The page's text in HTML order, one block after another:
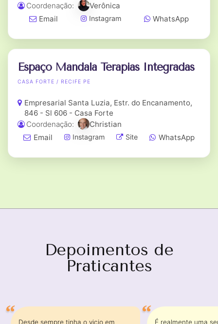
Coordenação:
Verônica
Email
Instagram WhatsApp
Espaço Mandala Terapias Integradas
CASA FORTE / RECIFE PE
Empresarial Santa Luzia, Estr. do Encanamento,
846 - Sl 606 - Casa Forte
Coordenação:
Christian
Email
Instagram Site WhatsApp
Depoimentos de
Praticantes
Desde sempre tinha o vicio em É realmente uma